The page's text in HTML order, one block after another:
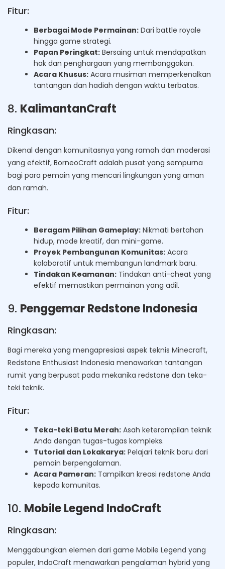
Fitur:
Berbagai Mode Permainan: Dari battle royale
hingga game strategi.
Papan Peringkat: Bersaing untuk mendapatkan
hak dan penghargaan yang membanggakan.
Acara Khusus: Acara musiman memperkenalkan
tantangan dan hadiah dengan waktu terbatas.
8. KalimantanCraft
Ringkasan:
Dikenal dengan komunitasnya yang ramah dan moderasi
yang efektif, BorneoCraft adalah pusat yang sempurna
bagi para pemain yang mencari lingkungan yang aman
dan ramah.
Fitur:
Beragam Pilihan Gameplay: Nikmati bertahan
hidup, mode kreatif, dan mini-game.
Proyek Pembangunan Komunitas: Acara
kolaboratif untuk membangun landmark baru.
Tindakan Keamanan: Tindakan anti-cheat yang
efektif memastikan permainan yang adil.
9. Penggemar Redstone Indonesia
Ringkasan:
Bagi mereka yang mengapresiasi aspek teknis Minecraft,
Redstone Enthusiast Indonesia menawarkan tantangan
rumit yang berpusat pada mekanika redstone dan teka-
teki teknik.
Fitur:
Teka-teki Batu Merah: Asah keterampilan teknik
Anda dengan tugas-tugas kompleks.
Tutorial dan Lokakarya: Pelajari teknik baru dari
pemain berpengalaman.
Acara Pameran: Tampilkan kreasi redstone Anda
kepada komunitas.
10. Mobile Legend IndoCraft
Ringkasan:
Menggabungkan elemen dari game Mobile Legend yang
populer, IndoCraft menawarkan pengalaman hybrid yang